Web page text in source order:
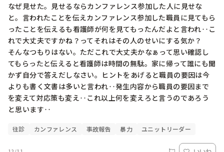
なぜ見せた。見せるならカンファレンス参加した人に見せな
と。言われたことを伝えカンファレンス参加した職員に見てもら
ったことを伝えるも看護師が何を見てもったんだよと言われ‥こ
れで大丈夫ですかね？ってそれはその人のせいにする気か？
そんなつもりはない。ただこれで大丈夫かなぁって思い確認し
てもらったと伝えると看護師は時間の無駄。家に帰って誰にも聞
かず自分で答えだしなさい。ヒントをあげると職員の要因は今
よりも書く文書は多いと言われ‥発生内容から職員の要因まで
を変えて対応策も変え‥これ以上何を変えろと言うのであろう
と思います‥
往診 カンファレンス 事故報告 暴力 ユニットリーダー